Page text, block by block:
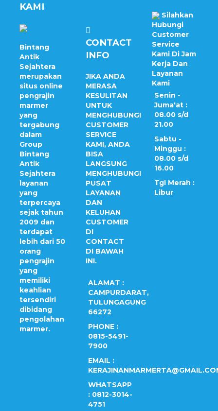
KAMI
Bintang
Antik
Sejahtera
merupakan
situs online
pengrajin
marmer
yang
tergabung
dalam
Group
Bintang
Antik
Sejahtera
layanan
yang
terpercaya
sejak tahun
2009 dan
terdapat
lebih dari 50
orang
pengrajin
yang
memiliki
keahlian
tersendiri
dibidang
pengolahan
marmer.
CONTACT
INFO
JIKA ANDA
MERASA
KESULITAN
UNTUK
MENGHUBUNGI
CUSTOMER
SERVICE
KAMI, ANDA
BISA
LANGSUNG
MENGHUBUNGI
PUSAT
LAYANAN
DAN
KELUHAN
CUSTOMER
DI
CONTACT
DI BAWAH
INI.
ALAMAT :
CAMPURDARAT,
TULUNGAGUNG
66272
PHONE :
0815-5491-
7900
EMAIL :
WHATSAPP
: 0812-3014-
4751
Silahkan
Hubungi
Customer
Service
Kami Di Jam
Kerja Dan
Layanan
Kami
Senin -
Juma'at :
08.00 s/d
21.00
Sabtu -
Minggu :
08.00 s/d
16.00
Tgl Merah :
Libur